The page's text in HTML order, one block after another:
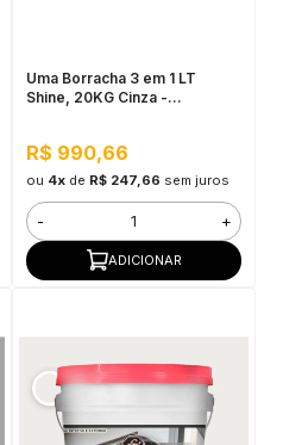
Uma Borracha 3 em 1 LT
Shine, 20KG Cinza -
R$ 990,66
ou 4xde R$ 247,66 sem juros
- +
ADICIONAR